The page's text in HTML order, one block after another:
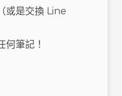
或是交換 Line
筆記！